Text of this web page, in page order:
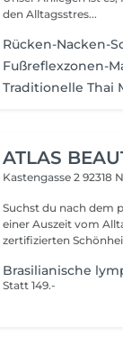
den Alltagsstres...
Rücken-Nacken-
Fußreflexzonen-
Traditionelle Thai
ATLAS
Kastengasse 292318
Suchst du nach dem
einer Auszeit vom
zertifizierten
Brasilianische
Statt 149.-